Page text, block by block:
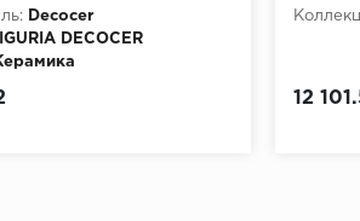
Decocer
DECOCER
12